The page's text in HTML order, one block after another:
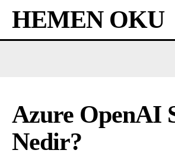
HEMEN OKU
Azure OpenAI
Nedir?